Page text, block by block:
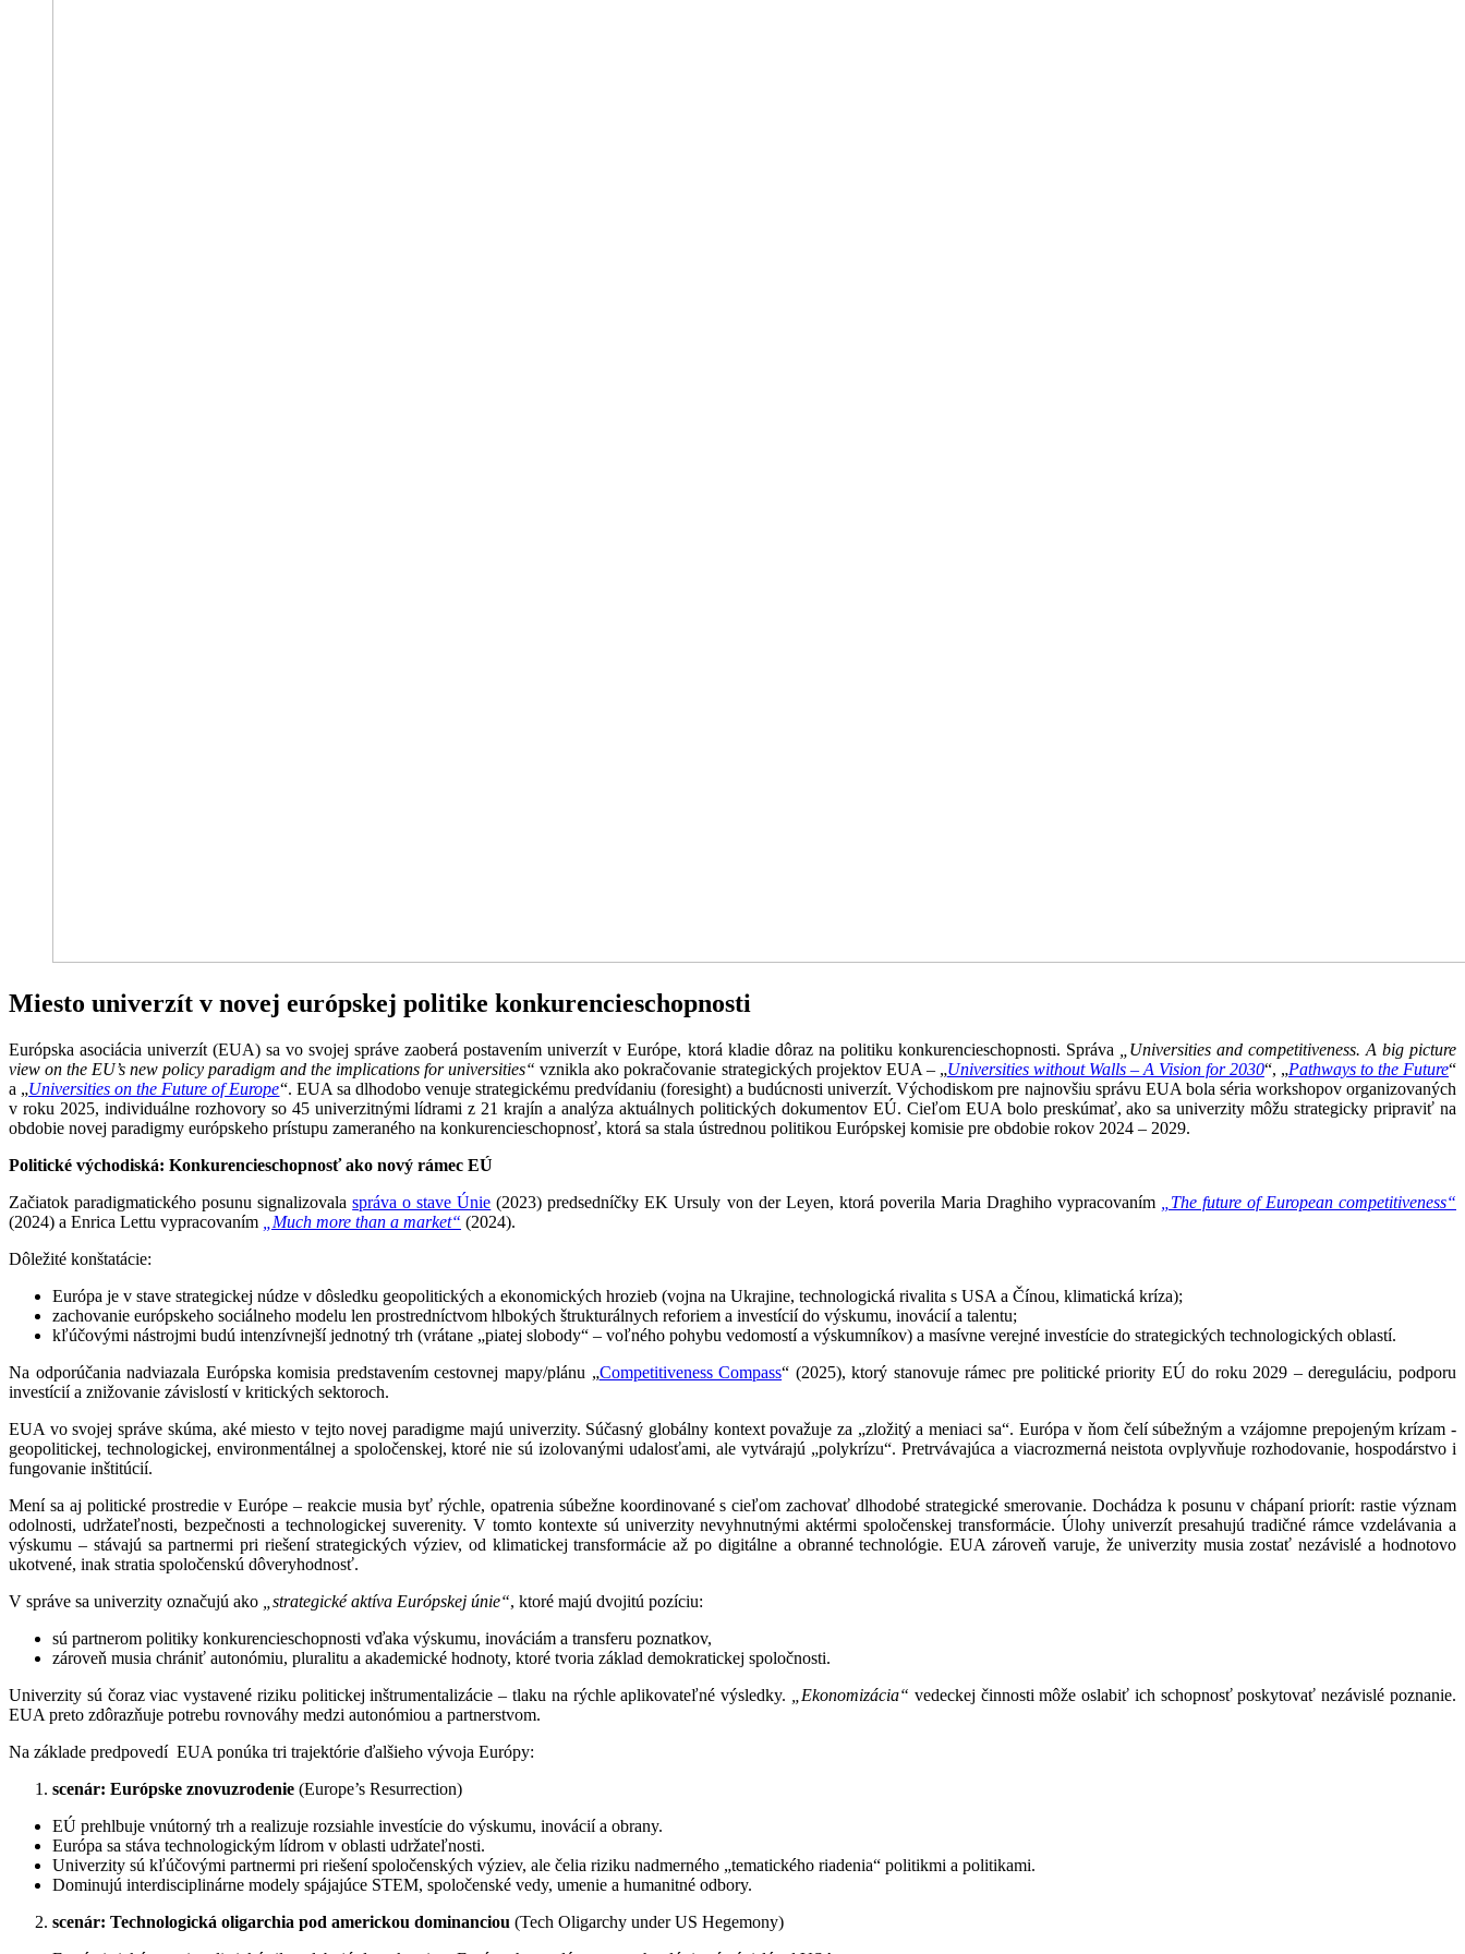
Miesto univerzít v novej európskej politike konkurencieschopnosti
Európska asociácia univerzít (EUA) sa vo svojej správe zaoberá postavením univerzít v Európe, ktorá kladie dôraz na politiku konkurencieschopnosti. Správa
„Universities and competitiveness. A big picture
view on the EU’s new policy paradigm and the implications for universities“ vznikla ako pokračovanie strategických projektov EUA – „Universities without Walls – A Vision for 2030“, „Pathways to the Future“
a „Universities on the Future of Europe“. EUA sa dlhodobo venuje strategickému predvídaniu (foresight) a budúcnosti univerzít. Východiskom pre najnovšiu správu EUA bola séria workshopov organizovaných
v roku 2025, individuálne rozhovory so 45 univerzitnými lídrami z 21 krajín a analýza aktuálnych politických dokumentov EÚ. Cieľom EUA bolo preskúmať, ako sa univerzity môžu strategicky pripraviť na
obdobie novej paradigmy európskeho prístupu zameraného na konkurencieschopnosť, ktorá sa stala ústrednou politikou Európskej komisie pre obdobie rokov 2024 – 2029.
Politické východiská: Konkurencieschopnosť ako nový rámec EÚ
Začiatok paradigmatického posunu signalizovalaspráva o stave Únie (2023) predsedníčky EK Ursuly von der Leyen, ktorá poverila Maria Draghiho vypracovaním
„The future of European competitiveness“
(2024) a Enrica Lettu vypracovaním
„Much more than a market“ (2024).
Dôležité konštatácie:
Európa je v stave strategickej núdze v dôsledku geopolitických a ekonomických hrozieb (vojna na Ukrajine, technologická rivalita s USA a Čínou, klimatická kríza);
zachovanie európskeho sociálneho modelu len prostredníctvom hlbokých štrukturálnych reforiem a investícií do výskumu, inovácií a talentu;
kľúčovými nástrojmi budú intenzívnejší jednotný trh (vrátane „piatej slobody“ – voľného pohybu vedomostí a výskumníkov) a masívne verejné investície do strategických technologických oblastí.
Na odporúčania nadviazala Európska komisia predstavením cestovnej mapy/plánu „Competitiveness Compass“ (2025), ktorý stanovuje rámec pre politické priority EÚ do roku 2029 – dereguláciu, podporu
investícií a znižovanie závislostí v kritických sektoroch.
EUA vo svojej správe skúma, aké miesto v tejto novej paradigme majú univerzity. Súčasný globálny kontext považuje za „zložitý a meniaci sa“. Európa v ňom čelí súbežným a vzájomne prepojeným krízam -
geopolitickej, technologickej, environmentálnej a spoločenskej, ktoré nie sú izolovanými udalosťami, ale vytvárajú „polykrízu“. Pretrvávajúca a viacrozmerná neistota ovplyvňuje rozhodovanie, hospodárstvo i
fungovanie inštitúcií.
Mení sa aj politické prostredie v Európe – reakcie musia byť rýchle, opatrenia súbežne koordinované s cieľom zachovať dlhodobé strategické smerovanie. Dochádza k posunu v chápaní priorít: rastie význam
odolnosti, udržateľnosti, bezpečnosti a technologickej suverenity. V tomto kontexte sú univerzity nevyhnutnými aktérmi spoločenskej transformácie. Úlohy univerzít presahujú tradičné rámce vzdelávania a
výskumu – stávajú sa partnermi pri riešení strategických výziev, od klimatickej transformácie až po digitálne a obranné technológie. EUA zároveň varuje, že univerzity musia zostať nezávislé a hodnotovo
ukotvené, inak stratia spoločenskú dôveryhodnosť.
V správe sa univerzity označujú ako
„strategické aktíva Európskej únie“, ktoré majú dvojitú pozíciu:
sú partnerom politiky konkurencieschopnosti vďaka výskumu, inováciám a transferu poznatkov,
zároveň musia chrániť autonómiu, pluralitu a akademické hodnoty, ktoré tvoria základ demokratickej spoločnosti.
Univerzity sú čoraz viac vystavené riziku politickej inštrumentalizácie – tlaku na rýchle aplikovateľné výsledky.
„Ekonomizácia“ vedeckej činnosti môže oslabiť ich schopnosť poskytovať nezávislé poznanie.
EUA preto zdôrazňuje potrebu rovnováhy medzi autonómiou a partnerstvom.
Na základe predpovedí EUA ponúka tri trajektórie ďalšieho vývoja Európy:
scenár: Európske znovuzrodenie (Europe’s Resurrection)
EÚ prehlbuje vnútorný trh a realizuje rozsiahle investície do výskumu, inovácií a obrany.
Európa sa stáva technologickým lídrom v oblasti udržateľnosti.
Univerzity sú kľúčovými partnermi pri riešení spoločenských výziev, ale čelia riziku nadmerného „tematického riadenia“ politikmi a politikami.
Dominujú interdisciplinárne modely spájajúce STEM, spoločenské vedy, umenie a humanitné odbory.
scenár: Technologická oligarchia pod americkou dominanciou (Tech Oligarchy under US Hegemony)